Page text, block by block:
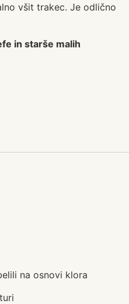
všit trakec. Je odlično
in starše malih
na osnovi klora